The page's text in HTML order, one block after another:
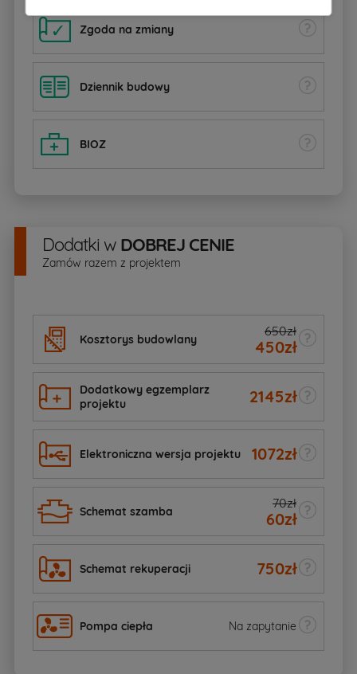
Zgoda na zmiany
Dziennik budowy
BIOZ
Dodatki w DOBREJ CENIE
Zamów razem z projektem
Kosztorys budowlany
650zł
450zł
Dodatkowy egzemplarz
projektu
2145zł
Elektroniczna wersja projektu 1072zł
Schemat szamba
70zł
60zł
Schemat rekuperacji 750zł
Pompa ciepła Na zapytanie